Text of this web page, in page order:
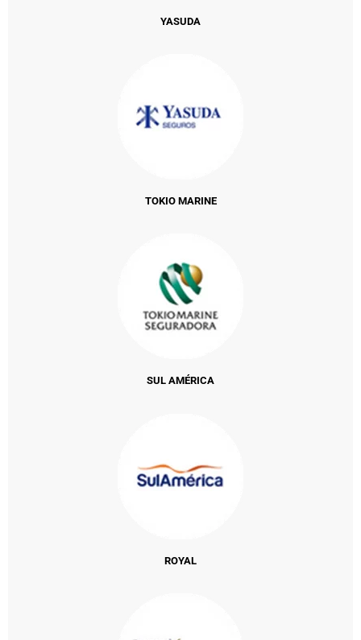
YASUDA
TOKIO MARINE
SUL AMÉRICA
ROYAL